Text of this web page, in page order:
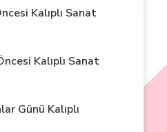
Kalıplı Sanat
Kalıplı Sanat
Günü Kalıplı